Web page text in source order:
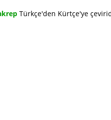
Türkçe'den Kürtçe'ye